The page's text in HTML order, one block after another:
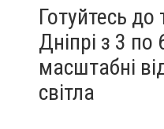
Готуйтесь
Дніпрі з 3 по
масштабні
світла